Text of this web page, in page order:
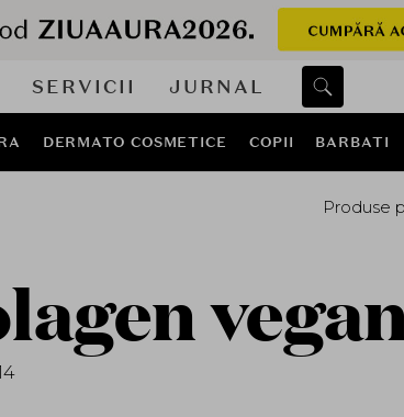
SERVICII JURNAL
DERMATO COSMETICE COPII BARBATI
Produse